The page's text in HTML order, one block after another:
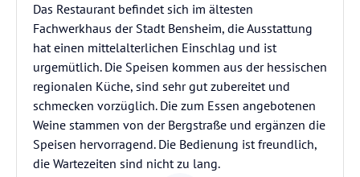
Das Restaurant befindet sich im ältesten
Fachwerkhaus der Stadt Bensheim, die Ausstattung
hat einen mittelalterlichen Einschlag und ist
urgemütlich. Die Speisen kommen aus der hessischen
regionalen Küche, sind sehr gut zubereitet und
schmecken vorzüglich. Die zum Essen angebotenen
Weine stammen von der Bergstraße und ergänzen die
Speisen hervorragend. Die Bedienung ist freundlich,
die Wartezeiten sind nicht zu lang.